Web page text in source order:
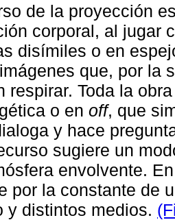
de la proyección
corporal, al jugar
disímiles o en
que, por la
respirar. Toda la
o en off, que
y hace
sugiere un
envolvente.
por la constante de
y distintos medios.